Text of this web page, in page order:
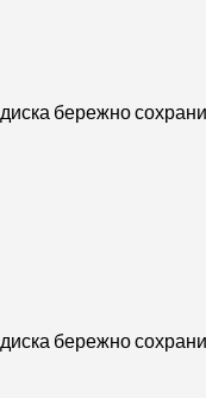
бережно
бережно